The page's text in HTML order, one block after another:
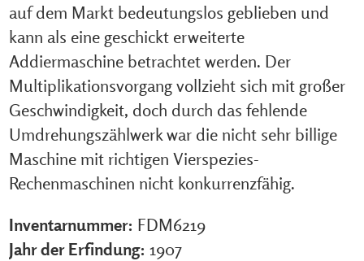
auf dem Markt bedeutungslos geblieben und
kann als eine geschickt erweiterte
Addiermaschine betrachtet werden. Der
Multiplikationsvorgang vollzieht sich mit großer
Geschwindigkeit, doch durch das fehlende
Umdrehungszählwerk war die nicht sehr billige
Maschine mit richtigen Vierspezies-
Rechenmaschinen nicht konkurrenzfähig.
Inventarnummer: FDM6219
Jahr der Erfindung: 1907